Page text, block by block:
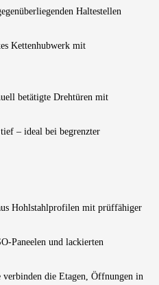
Haltestellen
Kettenhubwerk mit
betätigte Drehtüren mit
– ideal bei begrenzter
Hohlstahlprofilen mit prüffähiger
Paneelen und lackierten
verbinden die Etagen, Öffnungen in